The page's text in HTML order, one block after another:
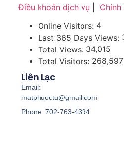
Điều khoản dịch vụ
Chính
Online Visitors: 4
Last 365 Days Views:
Total Views: 34,015
Total Visitors: 268,597
Liên Lạc
Email:
matphuoctu@gmail.com
Phone: 702-763-4394